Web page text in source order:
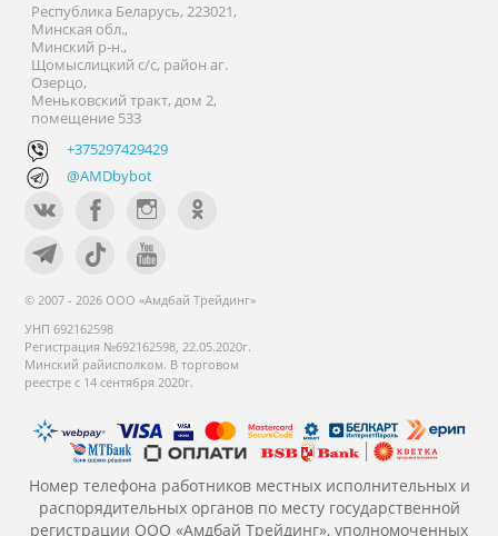
Республика Беларусь, 223021,
Минская обл.,
Минский р-н.,
Щомыслицкий с/с, район аг.
Озерцо,
Меньковский тракт, дом 2,
помещение 533
+375297429429
@AMDbybot
© 2007 - 2026 ООО «Амдбай Трейдинг»
УНП 692162598
Регистрация №692162598, 22.05.2020г.
Минский райисполком. В торговом
реестре с 14 сентября 2020г.
Номер телефона работников местных исполнительных и
распорядительных органов по месту государственной
регистрации ООО «Амдбай Трейдинг», уполномоченных